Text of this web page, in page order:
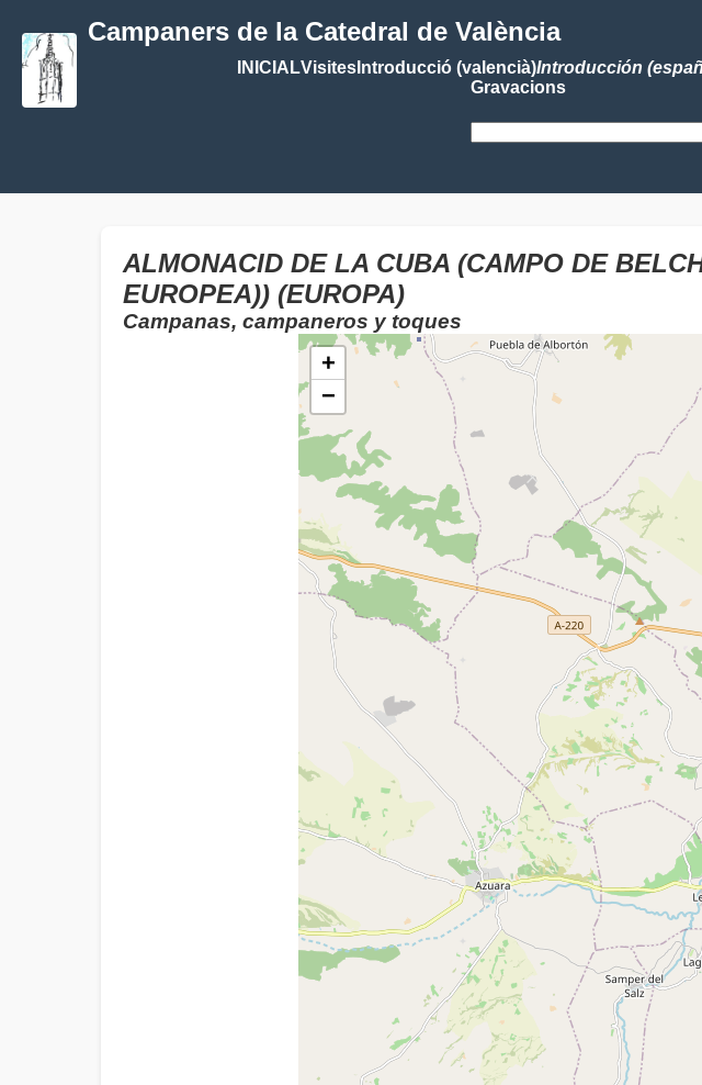
Campaners de la Catedral de València
INICIALVisitesIntroducció (valencià)Introducción
Gravacions
ALMONACID DE LA CUBA (CAMPO DE
EUROPEA)) (EUROPA)
Campanas, campaneros y toques
+
−